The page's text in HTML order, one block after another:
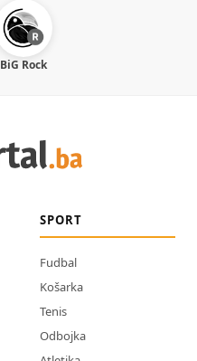
BiG Rock
SPORT
Fudbal
Košarka
Tenis
Odbojka